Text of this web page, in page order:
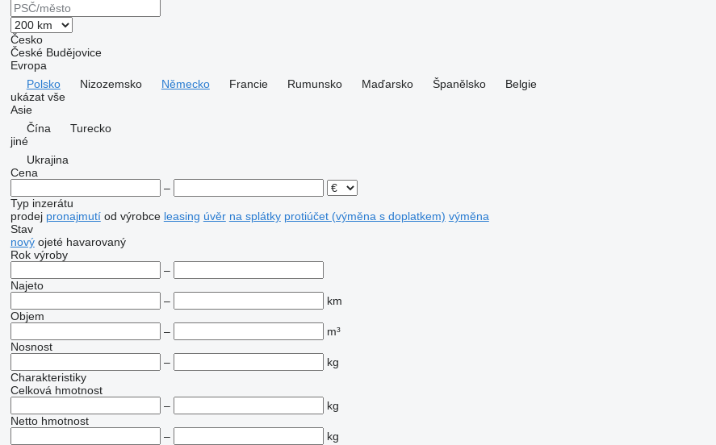
Česko
České Budějovice
Evropa
Polsko
Nizozemsko Německo Francie Rumunsko Maďarsko Španělsko
Belgie
ukázat vše
Asie
Čína
Turecko
jiné
Ukrajina
Cena
–
Typ inzerátu
prodej pronajmutí od výrobce leasing úvěr na splátky protiúčet (výměna s doplatkem) výměna
Stav
nový ojeté havarovaný
Rok výroby
–
Najeto
–
km
Objem
–
m³
Nosnost
–
kg
Charakteristiky
Celková hmotnost
–
kg
Netto hmotnost
–
kg